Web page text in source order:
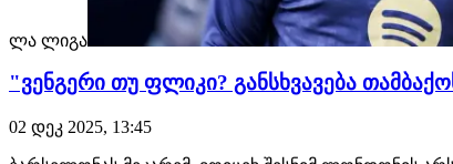
ლა ლიგა
"ვენგერი თუ ფლიკი? განსხვავება
02 დეკ 2025, 13:45